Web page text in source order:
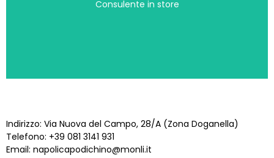
Consulente in store
Indirizzo: Via Nuova del Campo, 28/A (Zona Doganella)
Telefono: +39 081 3141 931
Email: napolicapodichino@monli.it